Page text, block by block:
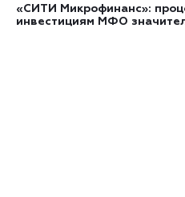
«СИТИ Микрофинанс»:
инвестициям МФО